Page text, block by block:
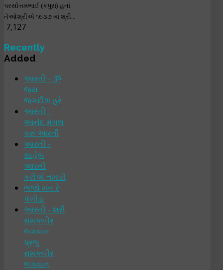
પરસોત્તમભાઈ (કપુરા) હતાં.
તેઓશ્રીએ ૧૯૩૭ માં શ્રી...
7,127
Recently
Added
આરતી - ૐ
જય
જગદીશ હરે
આરતી -
આનંદ મંગલ
કરું આરતી
આરતી -
સાહેબ
આરતી
કરીએ તમારી
ભજો મન રે
પંખીડા
આરતી - શ્રી
રામકબીર
ભગવાન
પ્રભુ
રામકબીર
ભગવાન